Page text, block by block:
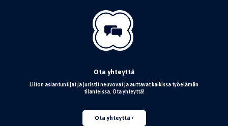
Ota yhteyttä
Liiton asiantuntijat ja juristit neuvovat ja auttavat kaikissa työelämän
tilanteissa. Ota yhteyttä!
Ota yhteyttä